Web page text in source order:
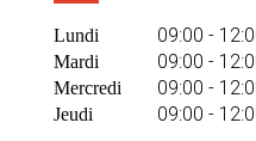
Lundi 09:00 -
Mardi 09:00 -
Mercredi 09:00 -
Jeudi 09:00 -